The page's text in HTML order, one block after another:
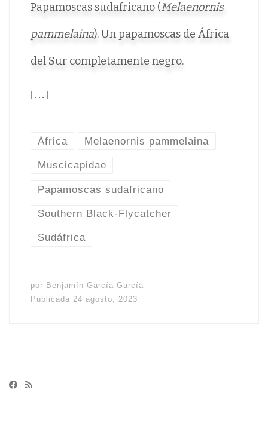
Papamoscas sudafricano (Melaenornis
pammelaina). Un papamoscas de África
del Sur completamente negro.
[…]
África Melaenornis pammelaina
Muscicapidae
Papamoscas sudafricano
Southern Black-Flycatcher
Sudáfrica
por Benjamín García García
Publicada 24 agosto, 2023